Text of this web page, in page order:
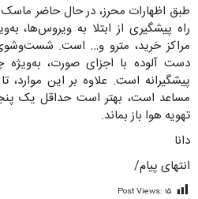
طبق اظهارات محرز، در حال حاضر ماسک
راه پیشگیری از ابتلا به ویروس‌ها،
مراکز خرید، مترو و… است.
دست آلوده با اجزای صورت، به‌ویژه
پیشگیرانه است. علاوه بر این
مساعد است، بهتر است حداقل یک
تهویه هوا باز بماند.
دانا
انتهای پیام/
Post Views: ۱۵